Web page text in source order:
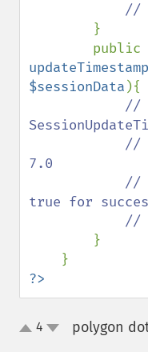
}
updateTimestamp
$sessionData ){
//
7.0
true for
}
?>
up4 polygon